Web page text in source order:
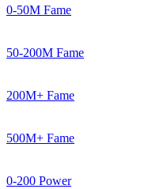
0-50M Fame
50-200M Fame
200M+ Fame
500M+ Fame
0-200 Power